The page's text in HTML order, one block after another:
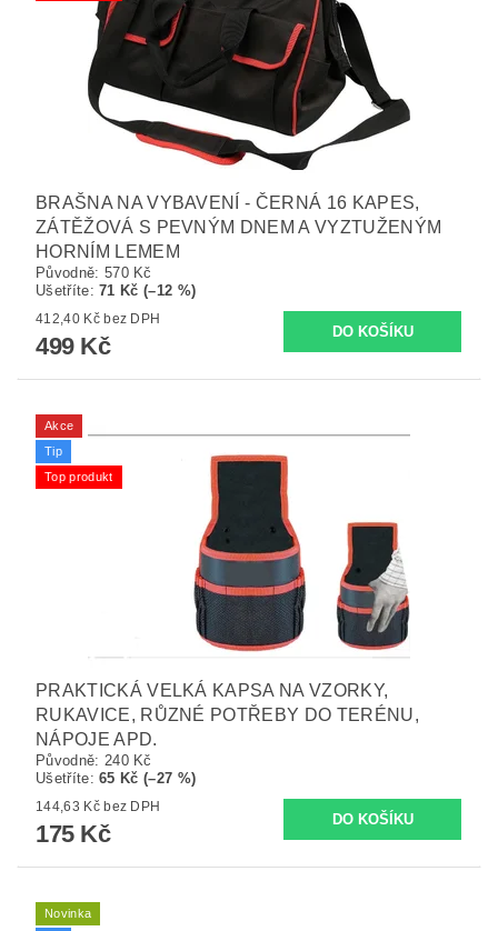
BRAŠNA NA VYBAVENÍ - ČERNÁ 16 KAPES,
ZÁTĚŽOVÁ S PEVNÝM DNEM A VYZTUŽENÝM
HORNÍM LEMEM
Původně: 570 Kč
Ušetříte:71 Kč (–12 %)
412,40 Kč bez DPH
499 Kč
Akce
Tip
Top produkt
PRAKTICKÁ VELKÁ KAPSA NA VZORKY,
RUKAVICE, RŮZNÉ POTŘEBY DO TERÉNU,
NÁPOJE APD.
Původně: 240 Kč
Ušetříte:65 Kč (–27 %)
144,63 Kč bez DPH
175 Kč
Novinka